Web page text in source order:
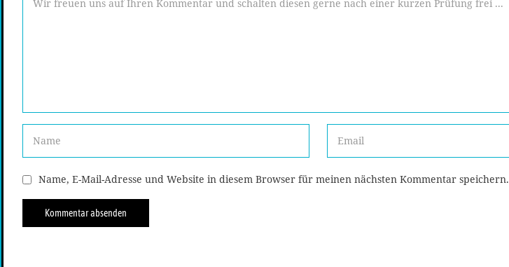
Name, E-Mail-Adresse und Website in diesem Browser für meinen nächsten Kommentar speichern.